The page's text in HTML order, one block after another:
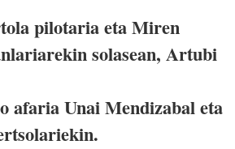
pilotaria eta Miren
solasean, Artubi
afaria Unai Mendizabal eta